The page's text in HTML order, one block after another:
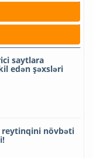
saytlara
edən şəxsləri
reytinqini növbəti